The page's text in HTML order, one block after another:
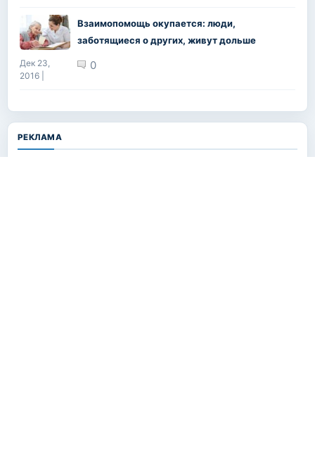
Взаимопомощь окупается: люди,
заботящиеся о других, живут дольше
Дек 23,
2016 |
0
РЕКЛАМА